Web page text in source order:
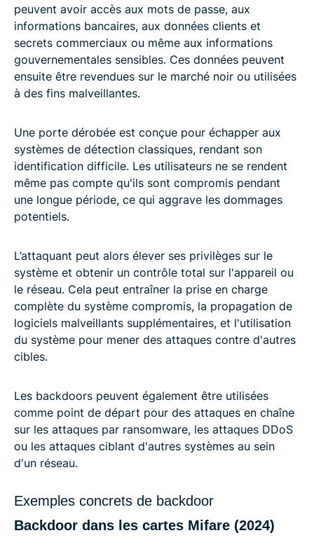
peuvent avoir accès aux mots de passe, aux
informations bancaires, aux données clients et
secrets commerciaux ou même aux informations
gouvernementales sensibles. Ces données peuvent
ensuite être revendues sur le marché noir ou utilisées
à des fins malveillantes.
Une porte dérobée est conçue pour échapper aux
systèmes de détection classiques, rendant son
identification difficile. Les utilisateurs ne se rendent
même pas compte qu'ils sont compromis pendant
une longue période, ce qui aggrave les dommages
potentiels.
L’attaquant peut alors élever ses privilèges sur le
système et obtenir un contrôle total sur l'appareil ou
le réseau. Cela peut entraîner la prise en charge
complète du système compromis, la propagation de
logiciels malveillants supplémentaires, et l'utilisation
du système pour mener des attaques contre d'autres
cibles.
Les backdoors peuvent également être utilisées
comme point de départ pour des attaques en chaîne
sur les attaques par ransomware, les attaques DDoS
ou les attaques ciblant d'autres systèmes au sein
d'un réseau.
Exemples concrets de backdoor
Backdoor dans les cartes Mifare (2024)